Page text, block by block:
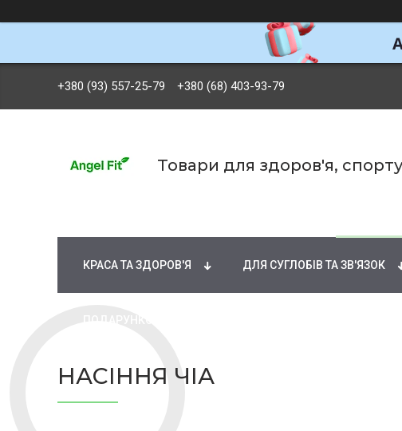
+380 (93) 557-25-79 +380 (68) 403-93-79
Товари для здоров'я,
КРАСА ТА ЗДОРОВ'Я ДЛЯ СУГЛОБІВ ТА ЗВ'ЯЗОК
НАСІННЯ ЧІА